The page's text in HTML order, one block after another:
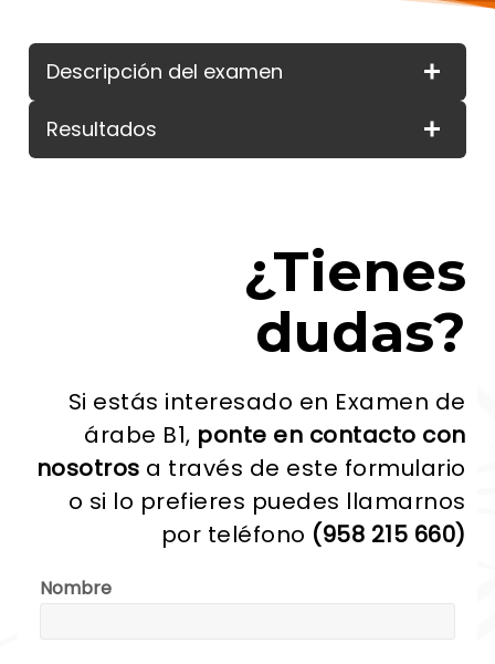
Descripción del examen
Resultados
¿Tienes
dudas?
Si estás interesado en Examen de
árabe B1, ponte en contacto con
nosotros a través de este formulario
o si lo prefieres puedes llamarnos
por teléfono (958 215 660)
Nombre